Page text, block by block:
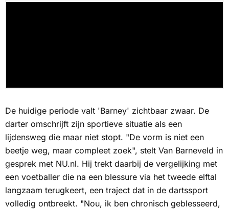
De huidige periode valt 'Barney' zichtbaar zwaar. De
darter omschrijft zijn sportieve situatie als een
lijdensweg die maar niet stopt. "De vorm is niet een
beetje weg, maar compleet zoek", stelt Van Barneveld in
gesprek met NU.nl. Hij trekt daarbij de vergelijking met
een voetballer die na een blessure via het tweede elftal
langzaam terugkeert, een traject dat in de dartssport
volledig ontbreekt. "Nou, ik ben chronisch geblesseerd,